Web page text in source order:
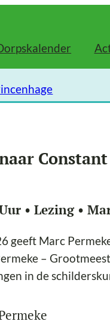
• Lezing •
geeft Marc
–
in de